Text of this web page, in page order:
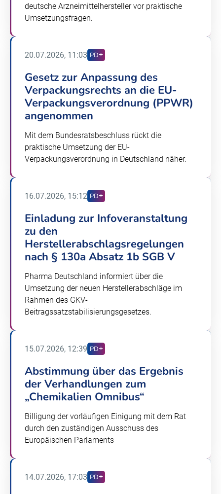
deutsche Arzneimittelhersteller vor praktische
Umsetzungsfragen.
20.07.2026, 11:03 PD
Gesetz zur Anpassung des
Verpackungsrechts an die EU-
Verpackungsverordnung (PPWR)
angenommen
Mit dem Bundesratsbeschluss rückt die
praktische Umsetzung der EU-
Verpackungsverordnung in Deutschland näher.
16.07.2026, 15:12 PD
Einladung zur Infoveranstaltung
zu den
Herstellerabschlagsregelungen
nach § 130a Absatz 1b SGB V
Pharma Deutschland informiert über die
Umsetzung der neuen Herstellerabschläge im
Rahmen des GKV-
Beitragssatzstabilisierungsgesetzes.
15.07.2026, 12:39 PD
Abstimmung über das Ergebnis
der Verhandlungen zum
„Chemikalien Omnibus“
Billigung der vorläufigen Einigung mit dem Rat
durch den zuständigen Ausschuss des
Europäischen Parlaments
14.07.2026, 17:03 PD